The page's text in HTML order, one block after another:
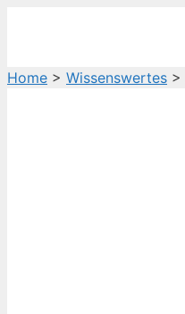
Home > Wissenswertes >